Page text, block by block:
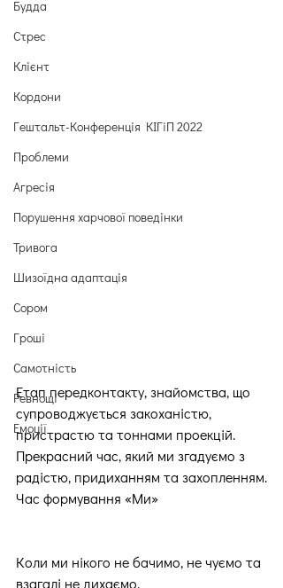
Будда
Стрес
Клієнт
Кордони
Гештальт-Конференція КІГіП 2022
Проблеми
Агресія
Порушення харчової поведінки
Тривога
Шизоїдна адаптація
Сором
Гроші
Самотність
Ревнощі
Емоції
Етап передконтакту, знайомства, що
супроводжується закоханістю,
пристрастю та тоннами проекцій.
Прекрасний час, який ми згадуємо з
радістю, придиханням та захопленням.
Час формування «Ми»
Коли ми нікого не бачимо, не чуємо та
взагалі не дихаємо.